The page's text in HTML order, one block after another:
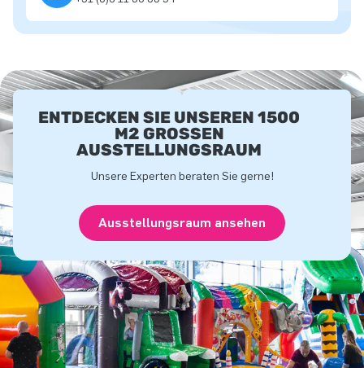
ENTDECKEN SIE UNSEREN 1500
M2 GROSSEN A
USSTELLUNGSRAUM
Unsere Experten beraten Sie gerne!
Ausstellungsraum ansehen